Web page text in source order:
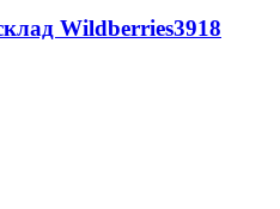
Wildberries3918